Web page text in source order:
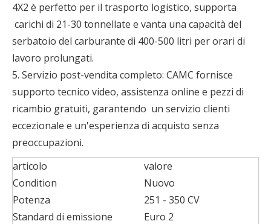
4X2 è perfetto per il trasporto logistico, supporta
carichi di 21-30 tonnellate e vanta una capacità del
serbatoio del carburante di 400-500 litri per orari di
lavoro prolungati.
5. Servizio post-vendita completo: CAMC fornisce
supporto tecnico video, assistenza online e pezzi di
ricambio gratuiti, garantendo un servizio clienti
eccezionale e un'esperienza di acquisto senza
preoccupazioni.
articolo
valore
Condition
Nuovo
Potenza
251 - 350 CV
Standard di emissione
Euro 2